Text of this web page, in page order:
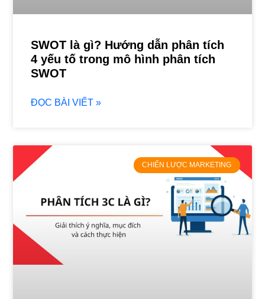
SWOT là gì? Hướng dẫn phân tích
4 yếu tố trong mô hình phân tích
SWOT
ĐỌC BÀI VIẾT »
CHIẾN LƯỢC MARKETING